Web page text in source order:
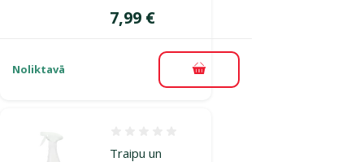
Cena
7,99 €
Noliktavā Pievienot grozam
Traipu un